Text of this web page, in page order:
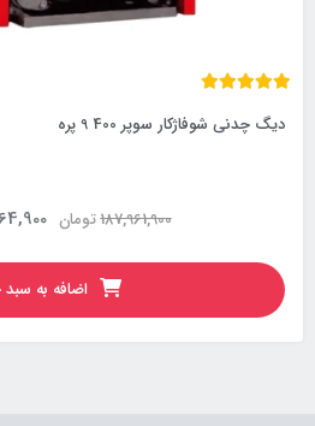
دیگ چدنی شوفاژکار سوپر 400 9 پره
تومان187,961,900
اضافه به سبد